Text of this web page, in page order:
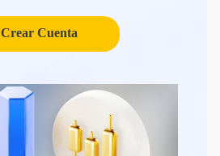
Crear Cuenta